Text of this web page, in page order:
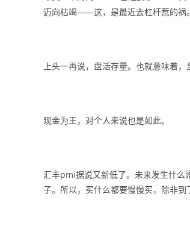
迈向枯竭——这，是最近去杠杆惹的祸。
上头一再说，盘活存量。也就意味着
现金为王，对个人来说也是如此。
汇丰pmi据说又新低了。未来发生什么
子。所以，买什么都要慢慢买，除非到